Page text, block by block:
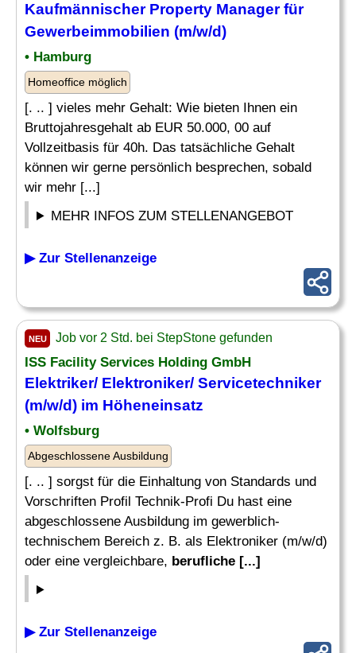
Kaufmännischer Property Manager für
Gewerbeimmobilien (m/w/d)
• Hamburg
Homeoffice möglich
[. .. ] vieles mehr Gehalt: Wie bieten Ihnen ein
Bruttojahresgehalt ab EUR 50.000, 00 auf
Vollzeitbasis für 40h. Das tatsächliche Gehalt
können wir gerne persönlich besprechen, sobald
wir mehr [...]
MEHR INFOS ZUM STELLENANGEBOT
▶ Zur Stellenanzeige
NEU Job vor 2 Std. bei StepStone gefunden
ISS Facility Services Holding GmbH
Elektriker/ Elektroniker/ Servicetechniker
(m/w/d) im Höheneinsatz
• Wolfsburg
Abgeschlossene Ausbildung
[. .. ] sorgst für die Einhaltung von Standards und
Vorschriften Profil Technik-Profi Du hast eine
abgeschlossene Ausbildung im gewerblich-
technischem Bereich z. B. als Elektroniker (m/w/d)
oder eine vergleichbare, berufliche [...]
▶ Zur Stellenanzeige